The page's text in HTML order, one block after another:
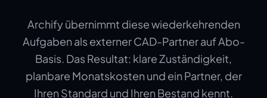
Archify übernimmt diese wiederkehrenden
Aufgaben als externer CAD-Partner auf Abo-
Basis. Das Resultat: klare Zuständigkeit,
planbare Monatskosten und ein Partner, der
Ihren Standard und Ihren Bestand kennt.